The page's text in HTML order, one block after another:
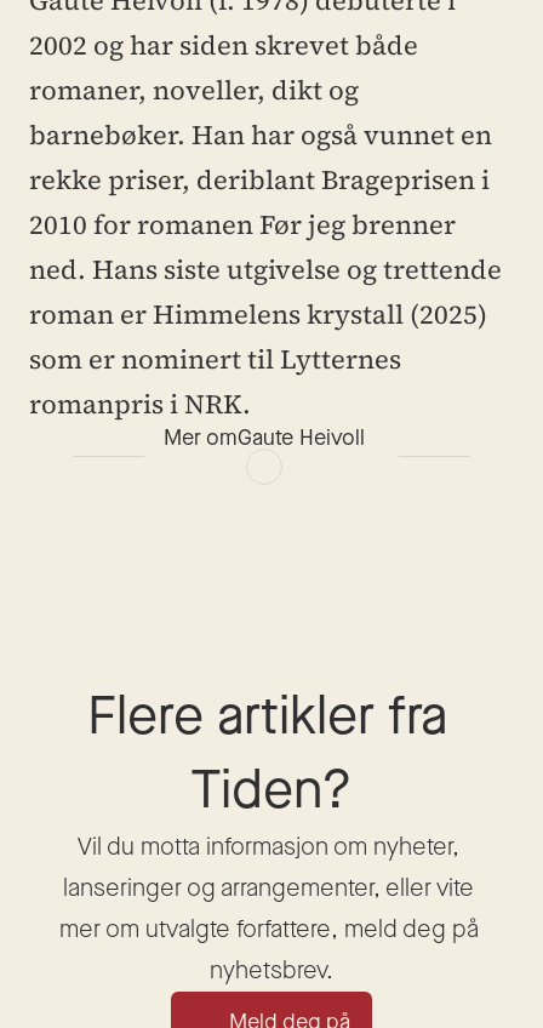
2002 og har siden skrevet både
romaner, noveller, dikt og
barnebøker. Han har også vunnet en
rekke priser, deriblant Brageprisen i
2010 for romanen Før jeg brenner
ned. Hans siste utgivelse og trettende
roman er Himmelens krystall (2025)
som er nominert til Lytternes
romanpris i NRK.
Mer omGaute Heivoll
Flere artikler fra
Tiden?
Vil du motta informasjon om nyheter,
lanseringer og arrangementer, eller vite
mer om utvalgte forfattere, meld deg på
nyhetsbrev.